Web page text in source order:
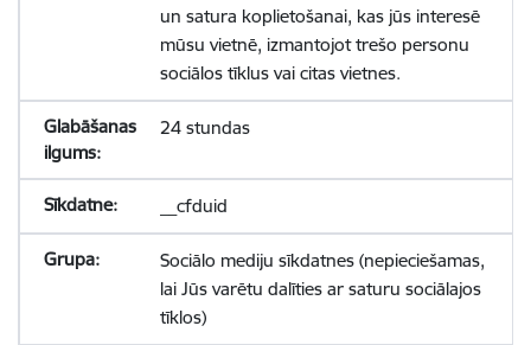
un satura koplietošanai, kas jūs interesē
mūsu vietnē, izmantojot trešo personu
sociālos tīklus vai citas vietnes.
24 stundas
__cfduid
Sociālo mediju sīkdatnes (nepieciešamas,
lai Jūs varētu dalīties ar saturu sociālajos
tīklos)